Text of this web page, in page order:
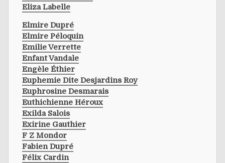
Eliza Labelle
Elmire Dupré
Elmire Péloquin
Emilie Verrette
Enfant Vandale
Engèle Éthier
Euphemie Dite Desjardins Roy
Euphrosine Desmarais
Euthichienne Héroux
Exilda Salois
Exirine Gauthier
F Z Mondor
Fabien Dupré
Félix Cardin